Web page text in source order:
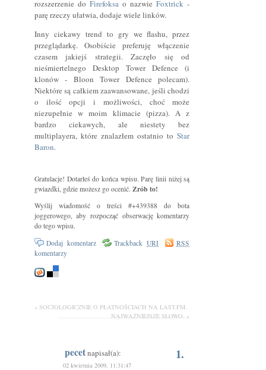
rozszerzenie doFirefoksa o nazwieFoxtrick -
parę rzeczy ułatwia, dodaje wiele linków.
Inny ciekawy trend to gry we flashu, przez
przeglądarkę. Osobiście preferuję włączenie
czasem jakiejś strategii. Zaczęło się od
nieśmiertelnego Desktop Tower Defence (i
klonów - Bloon Tower Defence polecam).
Niektóre są całkiem zaawansowane, jeśli chodzi
o ilość opcji i możliwości, choć może
niezupełnie w moim klimacie (pizza). A z
bardzo ciekawych, ale niestety bez
multiplayera, które znalazłem ostatnio toStar
Baron.
Gratulacje! Dotarłeś do końca wpisu. Parę linii niżej są
gwiazdki, gdzie możesz go ocenić. Zrób to!
Wyślij wiadomość o treści #+439388 do bota
joggerowego, aby rozpocząć obserwację komentarzy
do tego wpisu.
Dodaj komentarz
TrackbackURI
RSS
komentarzy
« SOCJOLOGICZNIE O PŁATNOŚCIACH NA LAST.FM.
NAJWAŻNIEJSZE SŁOWO. »
1.
pecetnapisał(a):
02 kwietnia 2009, 11:31:47